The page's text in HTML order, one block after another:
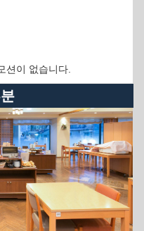
션이 없습니다.